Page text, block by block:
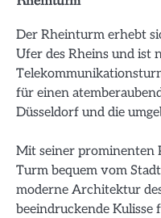
Der Rheinturm erhebt
Ufer des Rheins und ist
für einen
Düsseldorf und die
Mit seiner prominenten
Turm bequem vom
moderne Architektur
beeindruckende Kulisse